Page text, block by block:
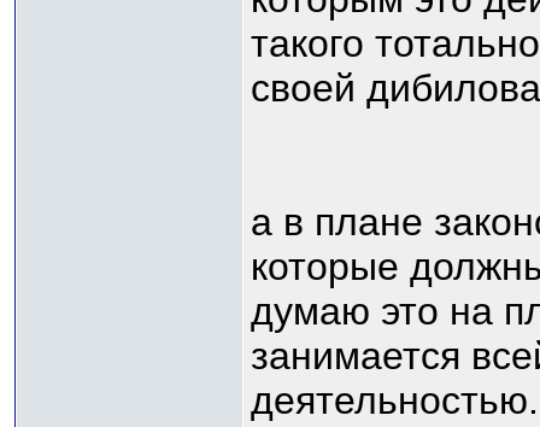
такого
своей
а в плане
которые
думаю это на
занимается